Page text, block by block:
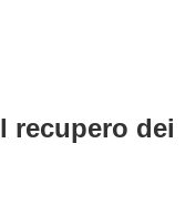
recupero dei